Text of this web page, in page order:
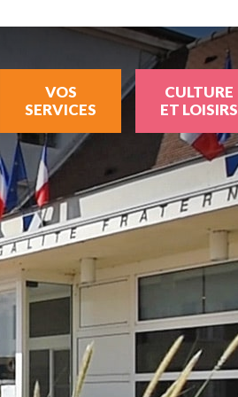
VOS
SERVICES
CULTURE
ET LOISIRS